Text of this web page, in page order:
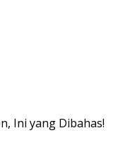
Ini yang Dibahas!